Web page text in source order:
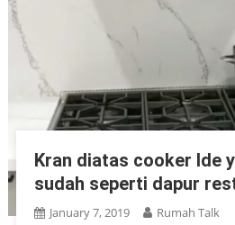
Kran diatas cooker Ide
sudah seperti dapur
January 7, 2019 Rumah Talk